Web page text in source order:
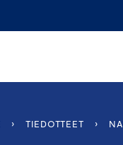
› TIEDOTTEET ›